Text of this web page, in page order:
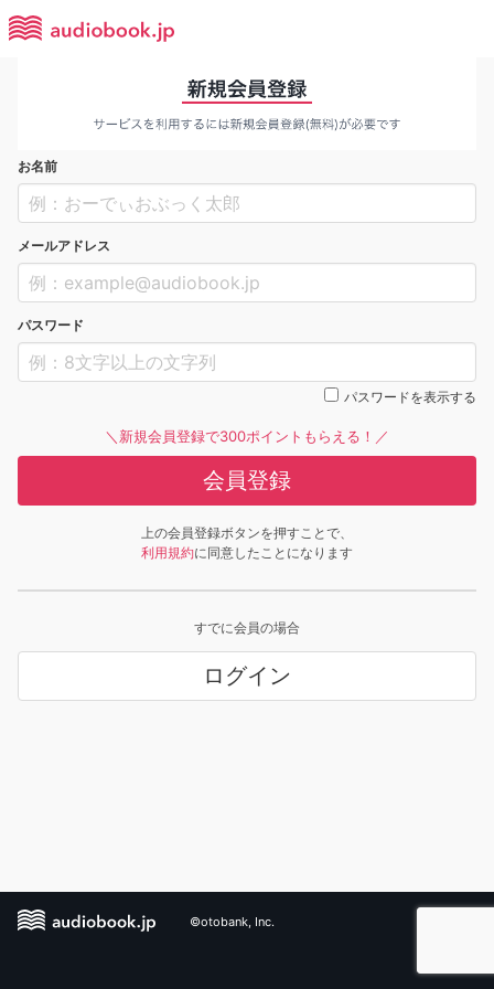
お名前
メールアドレス
パスワード
パスワードを表示する
＼新規会員登録で300ポイントもらえる！／
会員登録
上の会員登録ボタンを押すことで、
利用規約に同意したことになります
すでに会員の場合
ログイン
©otobank, Inc.